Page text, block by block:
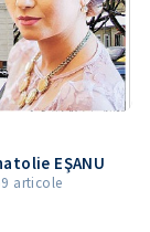
EŞANU
articole